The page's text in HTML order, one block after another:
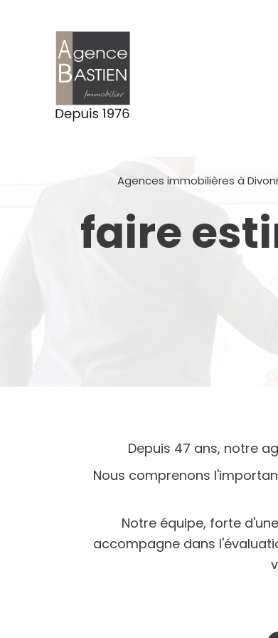
Agences immobilières à
faire
Depuis 47 ans, notre
Nous comprenons
Notre équipe, forte
accompagne dans